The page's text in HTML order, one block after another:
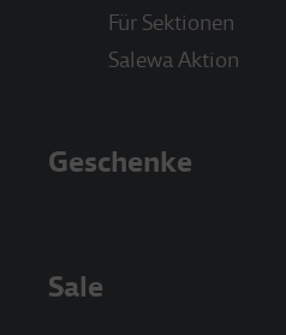
Für Sektionen
Salewa Aktion
Geschenke
Sale